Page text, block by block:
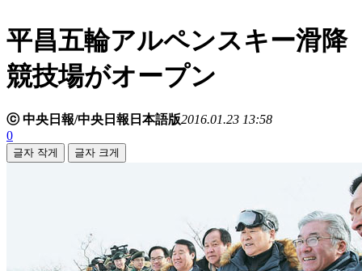
平昌五輪アルペンスキー滑降
競技場がオープン
ⓒ 中央日報/中央日報日本語版2016.01.23 13:58
0
글자 작게 글자 크게